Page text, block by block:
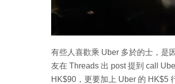
有些人喜歡乘 Uber 多於的士，是
友在 Threads 出 post 提到 call
HK$90，更要加上 Uber 的 HK$5
Copy